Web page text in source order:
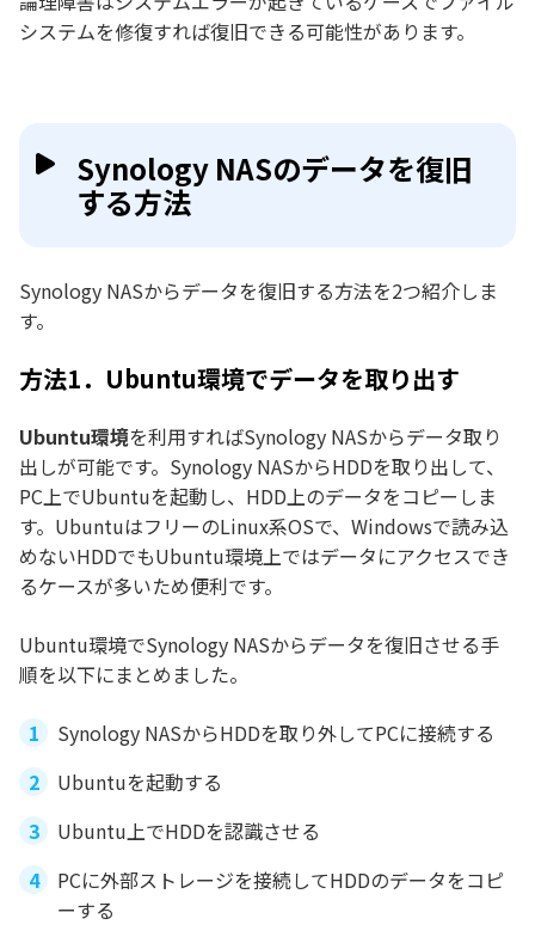
システムを修復すれば復旧できる可能性があります。
Synology NASのデータを復旧
する方法
Synology NASからデータを復旧する方法を2つ紹介しま
す。
方法1．Ubuntu環境でデータを取り出す
Ubuntu環境を利用すればSynology NASからデータ取り
出しが可能です。Synology NASからHDDを取り出して、
PC上でUbuntuを起動し、HDD上のデータをコピーしま
す。UbuntuはフリーのLinux系OSで、Windowsで読み込
めないHDDでもUbuntu環境上ではデータにアクセスでき
るケースが多いため便利です。
Ubuntu環境でSynology NASからデータを復旧させる手
順を以下にまとめました。
Synology NASからHDDを取り外してPCに接続する
Ubuntuを起動する
Ubuntu上でHDDを認識させる
PCに外部ストレージを接続してHDDのデータをコピ
ーする